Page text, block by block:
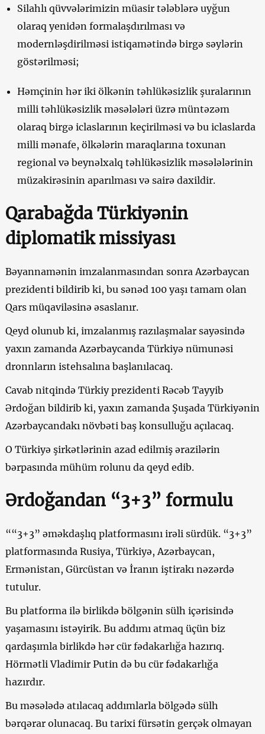
Silahlı qüvvələrimizin müasir tələblərə uyğun
olaraq yenidən formalaşdırılması və
modernləşdirilməsi istiqamətində birgə səylərin
göstərilməsi;
Həmçinin hər iki ölkənin təhlükəsizlik şuralarının
milli təhlükəsizlik məsələləri üzrə müntəzəm
olaraq birgə iclaslarının keçirilməsi və bu iclaslarda
milli mənafe, ölkələrin maraqlarına toxunan
regional və beynəlxalq təhlükəsizlik məsələlərinin
müzakirəsinin aparılması və sairə daxildir.
Qarabağda Türkiyənin
diplomatik missiyası
Bəyannamənin imzalanmasından sonra Azərbaycan
prezidenti bildirib ki, bu sənəd 100 yaşı tamam olan
Qars müqaviləsinə əsaslanır.
Qeyd olunub ki, imzalanmış razılaşmalar sayəsində
yaxın zamanda Azərbaycanda Türkiyə nümunəsi
dronnların istehsalına başlanılacaq.
Cavab nitqində Türkiy prezidenti Rəcəb Tayyib
Ərdoğan bildirib ki, yaxın zamanda Şuşada Türkiyənin
Azərbaycandakı növbəti baş konsulluğu açılacaq.
O Türkiyə şirkətlərinin azad edilmiş ərazilərin
bərpasında mühüm rolunu da qeyd edib.
Ərdoğandan “3+3” formulu
““3+3” əməkdaşlıq platformasını irəli sürdük. “3+3”
platformasında Rusiya, Türkiyə, Azərbaycan,
Ermənistan, Gürcüstan və İranın iştirakı nəzərdə
tutulur.
Bu platforma ilə birlikdə bölgənin sülh içərisində
yaşamasını istəyirik. Bu addımı atmaq üçün biz
qardaşımla birlikdə hər cür fədakarlığa hazırıq.
Hörmətli Vladimir Putin də bu cür fədakarlığa
hazırdır.
Bu məsələdə atılacaq addımlarla bölgədə sülh
bərqərar olunacaq. Bu tarixi fürsətin gerçək olmayan